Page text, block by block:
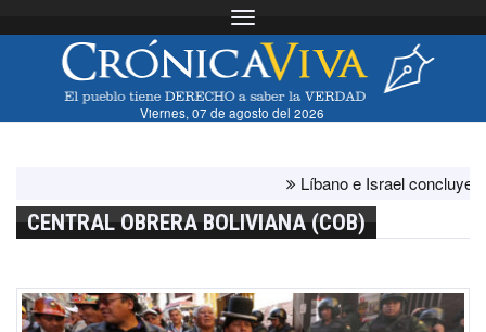
Toggle navigation
Viernes, 07 de agosto del 2026
Líbano e Israel concluyen
CENTRAL OBRERA BOLIVIANA (COB)